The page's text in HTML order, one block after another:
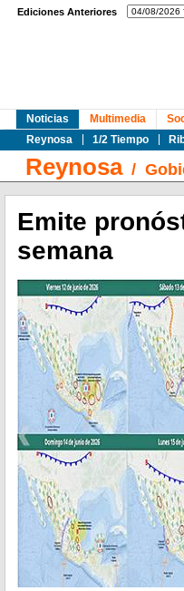
Ediciones Anteriores
Noticias
Reynosa
1/2 Tiempo
Multimedia
Reynosa/
Emite
semana